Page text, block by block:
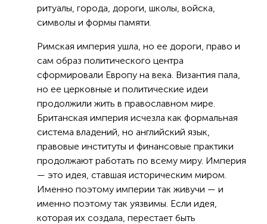
ритуалы, города, дороги, школы, войска,
символы и формы памяти.
Римская империя ушла, но ее дороги, право и
сам образ политического центра
сформировали Европу на века. Византия пала,
но ее церковные и политические идеи
продолжили жить в православном мире.
Британская империя исчезла как формальная
система владений, но английский язык,
правовые институты и финансовые практики
продолжают работать по всему миру. Империя
— это идея, ставшая историческим миром.
Именно поэтому империи так живучи — и
именно поэтому так уязвимы. Если идея,
которая их создала, перестает быть